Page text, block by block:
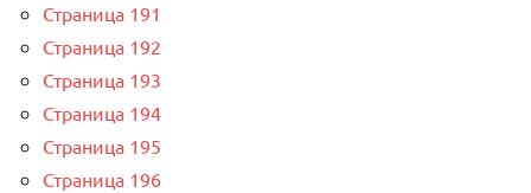
Страница 191
Страница 192
Страница 193
Страница 194
Страница 195
Страница 196